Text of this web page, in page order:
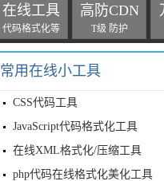
在线工具
代码格式化等
高防CDN
T级 防护
常用在线小工具
CSS代码工具
JavaScript代码格式化工具
在线XML格式化/压缩工具
php代码在线格式化美化工具